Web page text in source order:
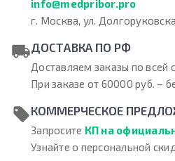
info@medpribor.pro
г. Москва, ул.
ДОСТАВКА ПО РФ
Доставляем заказы по всей
При заказе от 60000 руб. –
КОММЕРЧЕСКОЕ
Запросите КП на
Узнайте о персональной